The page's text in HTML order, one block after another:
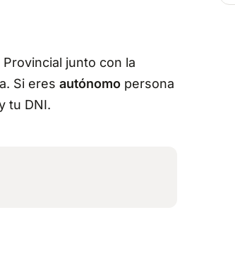
junto con la
Si eres autónomo persona
tu DNI.